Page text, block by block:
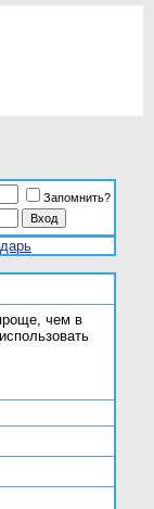
Запомнить?
чем в